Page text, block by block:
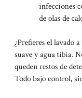
infecciones
de olas de
¿Prefieres el lavado
suave y agua tibia.
queden restos de
Todo bajo control,